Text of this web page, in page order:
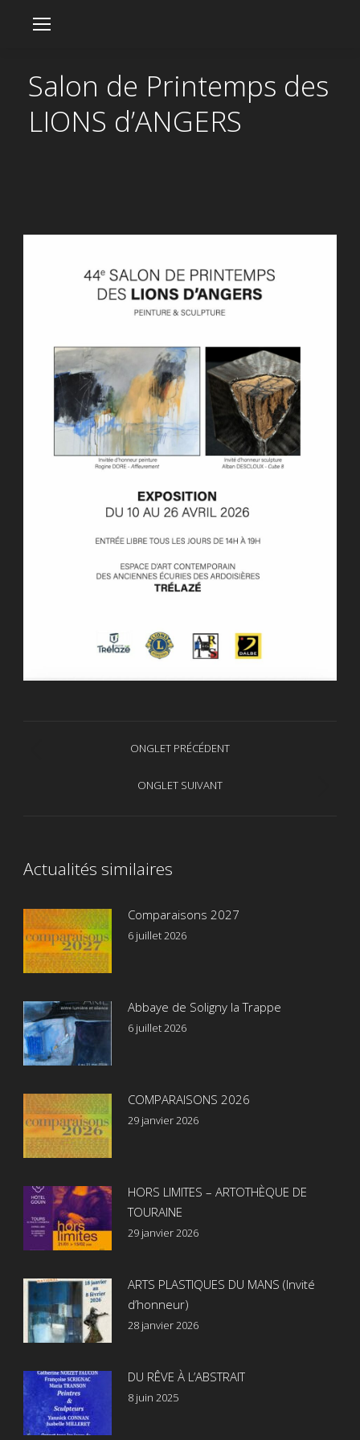
Salon de Printemps des
LIONS d’ANGERS
NavigationONGLET PRÉCÉDENT
précédent
ONGLET SUIVANT
Actualités similaires
Comparaisons 2027
6 juillet 2026
Abbaye de Soligny la Trappe
6 juillet 2026
COMPARAISONS 2026
29 janvier 2026
HORS LIMITES – ARTOTHÈQUE DE
TOURAINE
29 janvier 2026
ARTS PLASTIQUES DU MANS (Invité
d’honneur)
28 janvier 2026
DU RÊVE À L’ABSTRAIT
8 juin 2025